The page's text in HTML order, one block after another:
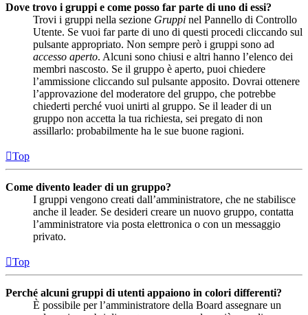
Dove trovo i gruppi e come posso far parte di uno di essi?
Trovi i gruppi nella sezione Gruppi nel Pannello di Controllo
Utente. Se vuoi far parte di uno di questi procedi cliccando sul
pulsante appropriato. Non sempre però i gruppi sono ad
accesso aperto. Alcuni sono chiusi e altri hanno l’elenco dei
membri nascosto. Se il gruppo è aperto, puoi chiedere
l’ammissione cliccando sul pulsante apposito. Dovrai ottenere
l’approvazione del moderatore del gruppo, che potrebbe
chiederti perché vuoi unirti al gruppo. Se il leader di un
gruppo non accetta la tua richiesta, sei pregato di non
assillarlo: probabilmente ha le sue buone ragioni.
Top
Come divento leader di un gruppo?
I gruppi vengono creati dall’amministratore, che ne stabilisce
anche il leader. Se desideri creare un nuovo gruppo, contatta
l’amministratore via posta elettronica o con un messaggio
privato.
Top
Perché alcuni gruppi di utenti appaiono in colori differenti?
È possibile per l’amministratore della Board assegnare un